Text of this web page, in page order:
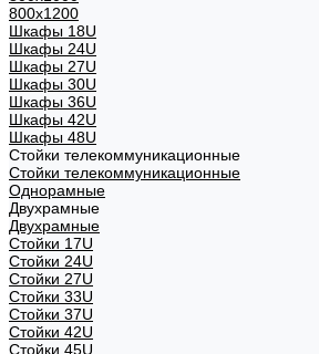
800х1200
Шкафы 18U
Шкафы 24U
Шкафы 27U
Шкафы 30U
Шкафы 36U
Шкафы 42U
Шкафы 48U
Стойки телекоммуникационные
Стойки телекоммуникационные
Однорамные
Двухрамные
Двухрамные
Стойки 17U
Стойки 24U
Стойки 27U
Стойки 33U
Стойки 37U
Стойки 42U
Стойки 45U